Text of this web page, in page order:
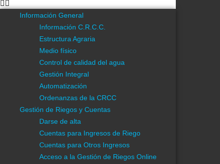
Información General
Información C.R.C.C.
Estructura Agraria
Medio físico
Control de calidad del agua
Gestión Integral
Automatización
Ordenanzas de la CRCC
Gestión de Riegos y Cuentas
Darse de alta
Cuentas para Ingresos de Riego
Cuentas para Otros Ingresos
Acceso a la Gestión de Riegos Online
Estadística
Investigación y Desarrollo
SAIH
Visores Gis
Buenas Prácticas Agrícolas
Info de contacto
Transparencia
Datos legales
Política de Privacidad
Recomendaciones de Riego
Gestiones Online
Acceso a la App. de Gestión de Riegos
Enlaces Externos